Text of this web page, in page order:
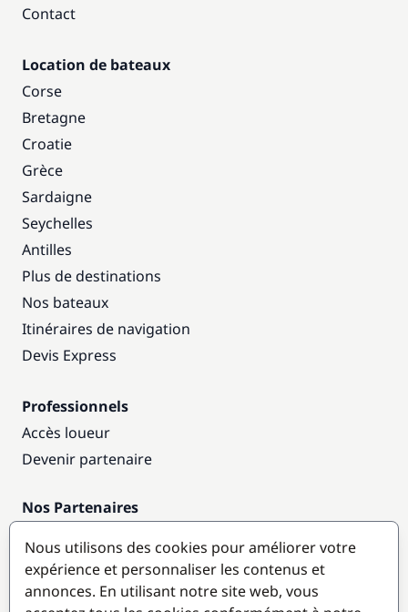
Contact
Location de bateaux
Corse
Bretagne
Croatie
Grèce
Sardaigne
Seychelles
Antilles
Plus de destinations
Nos bateaux
Itinéraires de navigation
Devis Express
Professionnels
Accès loueur
Devenir partenaire
Nos Partenaires
Destinations populaires
Nous utilisons des cookies pour améliorer votre
expérience et personnaliser les contenus et
annonces. En utilisant notre site web, vous